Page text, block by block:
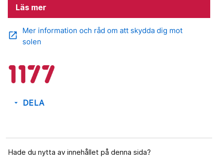
Läs mer
open_in_new
Mer information och råd om att skydda dig mot
solen
arrow_drop_down DELA
Hade du nytta av innehållet på denna sida?